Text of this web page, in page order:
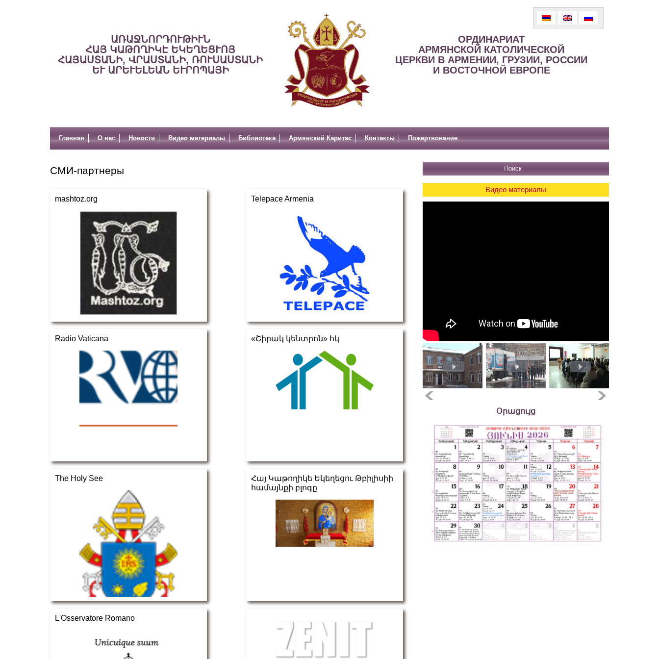
ԱՌԱՋՆՈՐԴՈՒԹԻՒՆ
ՀԱՅ ԿԱԹՈՂԻԿԷ ԵԿԵՂԵՑՒՈՅ
ՀԱՅԱՍՏԱՆԻ, ՎՐԱՍՏԱՆԻ, ՌՈՒՍԱՍՏԱՆԻ
ԵՒ ԱՐԵՒԵԼԵԱՆ ԵՒՐՈՊԱՅԻ
ОРДИНАРИАТ
АРМЯНСКОЙ КАТОЛИЧЕСКОЙ
ЦЕРКВИ В АРМЕНИИ, ГРУЗИИ, РОССИИ
И ВОСТОЧНОЙ ЕВРОПЕ
Главная О нас Новости Видео материалы Библиотека Армянский Каритас Контакты Пожертвование
СМИ-партнеры
Telepace Armenia
mashtoz.org
«Շիրակ կենտրոն» հկ
Radio Vaticana
Հայ Կաթողիկե Եկեղեցու Թբիլիսիի
համայնքի բլոգը
The Holy See
L'Osservatore Romano
Видео материалы
Օրացույց